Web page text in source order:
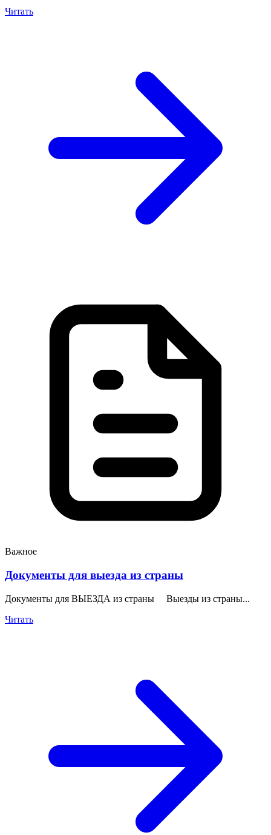
Читать
Важное
Документы для выезда из страны
Документы для ВЫЕЗДА из страны Выезды из страны...
Читать